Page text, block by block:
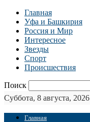
Главная
Уфа и Башкирия
Россия и Мир
Интересное
Звезды
Спорт
Происшествия
Поиск
Суббота, 8 августа, 2026
Главная